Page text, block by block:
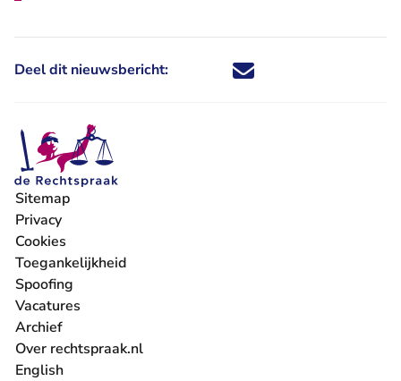
Deel dit nieuwsbericht: Deel dit nieuwsbericht via X -
Deel dit nieuwsbericht via
Deel dit nieuwsbericht
Deel dit
Sitemap
Privacy
Cookies
Toegankelijkheid
Spoofing
Vacatures
- U verlaat Rechtspraak.nl
Archief
Over rechtspraak.nl
English